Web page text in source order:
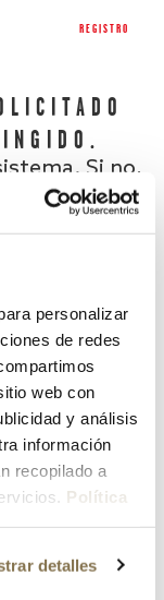
personalizar
de redes
web con
y análisis
información
recopilado a
Política
detalles
REGISTRO
Si no,